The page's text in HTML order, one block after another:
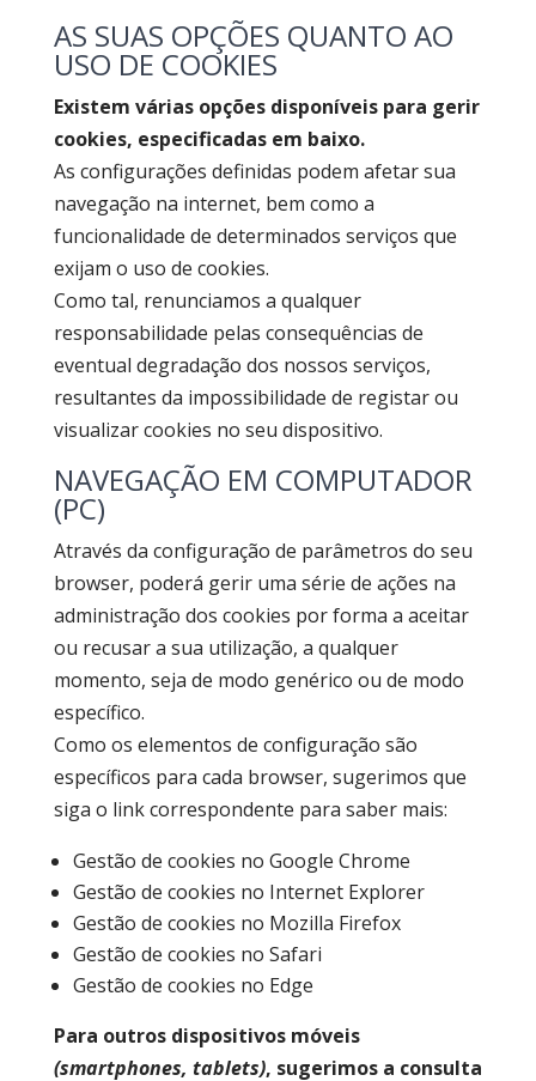
AS SUAS OPÇÕES QUANTO AO
USO DE COOKIES
Existem várias opções disponíveis para gerir
cookies, especificadas em baixo.
As configurações definidas podem afetar sua
navegação na internet, bem como a
funcionalidade de determinados serviços que
exijam o uso de cookies.
Como tal, renunciamos a qualquer
responsabilidade pelas consequências de
eventual degradação dos nossos serviços,
resultantes da impossibilidade de registar ou
visualizar cookies no seu dispositivo.
NAVEGAÇÃO EM COMPUTADOR
(PC)
Através da configuração de parâmetros do seu
browser, poderá gerir uma série de ações na
administração dos cookies por forma a aceitar
ou recusar a sua utilização, a qualquer
momento, seja de modo genérico ou de modo
específico.
Como os elementos de configuração são
específicos para cada browser, sugerimos que
siga o link correspondente para saber mais:
Gestão de cookies no Google Chrome
Gestão de cookies no Internet Explorer
Gestão de cookies no Mozilla Firefox
Gestão de cookies no Safari
Gestão de cookies no Edge
Para outros dispositivos móveis
(smartphones, tablets), sugerimos a consulta